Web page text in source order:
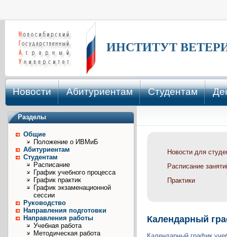
Новости Абитуриентам Студентам
ИНСТИТУТ
Разделы
Общие
Положение о ИВМиБ
Абитуриентам
Студентам
Расписание
График учебного процесса
График практик
График экзаменационной
сессии
Руководство
Направления подготовки
Направления работы
Учебная работа
Методическая работа
Расписание
Практики
Календарный